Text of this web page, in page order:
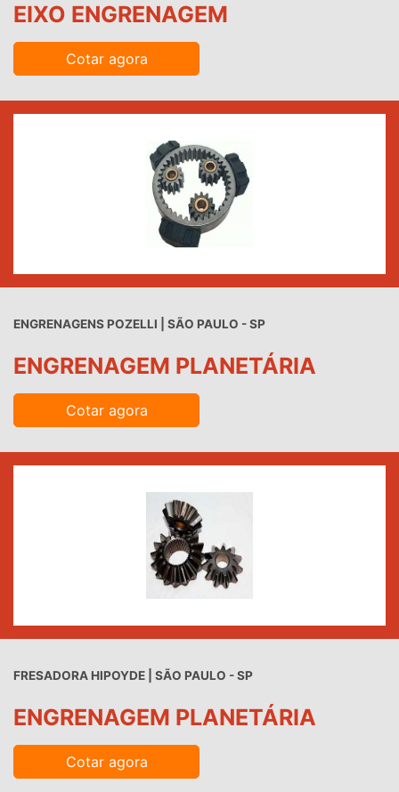
EIXO ENGRENAGEM
Cotar agora
ENGRENAGENS POZELLI | SÃO PAULO - SP
ENGRENAGEM PLANETÁRIA
Cotar agora
FRESADORA HIPOYDE | SÃO PAULO - SP
ENGRENAGEM PLANETÁRIA
Cotar agora